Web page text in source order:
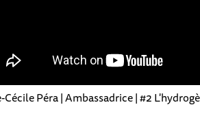
Cécile Péra | Ambassadrice | #2